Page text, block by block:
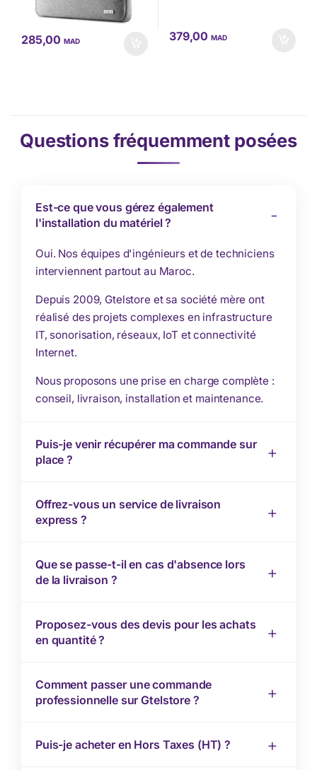
285,00MAD 379,00MAD
Questions fréquemment posées
Est-ce que vous gérez également
l'installation du matériel ?
Oui. Nos équipes d'ingénieurs et de techniciens
interviennent partout au Maroc.
Depuis 2009, Gtelstore et sa société mère ont
réalisé des projets complexes en infrastructure
IT, sonorisation, réseaux, IoT et connectivité
Internet.
Nous proposons une prise en charge complète :
conseil, livraison, installation et maintenance.
Puis-je venir récupérer ma commande sur
place ?
Offrez-vous un service de livraison
express ?
Que se passe-t-il en cas d'absence lors
de la livraison ?
Proposez-vous des devis pour les achats
en quantité ?
Comment passer une commande
professionnelle sur Gtelstore ?
Puis-je acheter en Hors Taxes (HT) ?